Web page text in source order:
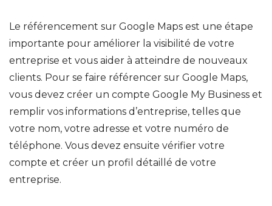
Le référencement sur Google Maps est une étape
importante pour améliorer la visibilité de votre
entreprise et vous aider à atteindre de nouveaux
clients. Pour se faire référencer sur Google Maps,
vous devez créer un compte Google My Business et
remplir vos informations d’entreprise, telles que
votre nom, votre adresse et votre numéro de
téléphone. Vous devez ensuite vérifier votre
compte et créer un profil détaillé de votre
entreprise.